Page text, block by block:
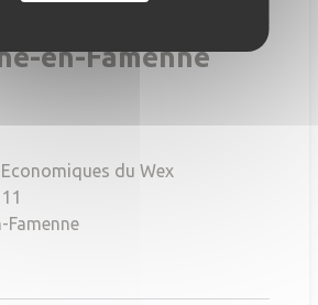
en-Famenne
du Wex
Famenne